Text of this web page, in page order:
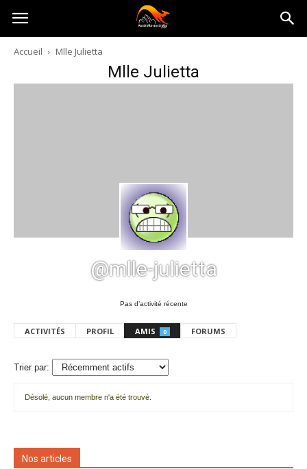
Australia-
australie.com
Accueil Mlle Julietta
Mlle Julietta
@mlle-julietta
Pas d’activité récente
ACTIVITÉS PROFIL AMIS 0 FORUMS
Trier par:
amis
Désolé, aucun membre n'a été trouvé.
Nos articles